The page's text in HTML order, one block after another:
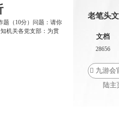
老笔头
文档
28656
 九游会
陆主
题（10分）问题：请你
机关各党支部：为贯